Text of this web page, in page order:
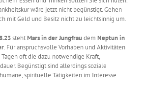
wäre jetzt nicht begünstigt. Gehen
mit Geld und Besitz nicht zu leichtsinnig um.
stehtMars in der Jungfraudem Neptun in
. Für anspruchsvolle Vorhaben und Aktivitäten
oft die dazu notwendige Kraft,
Begünstigt sind allerdings soziale
spirituelle Tätigkeiten im Interesse